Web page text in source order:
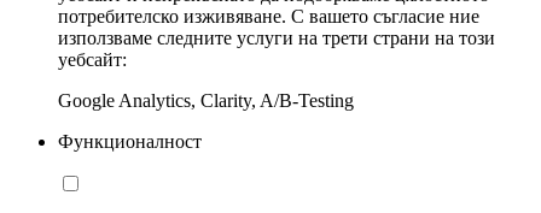
потребителско изживяване. С вашето съгласие ние
използваме следните услуги на трети страни на този
уебсайт:
Google Analytics, Clarity, A/B-Testing
Функционалност